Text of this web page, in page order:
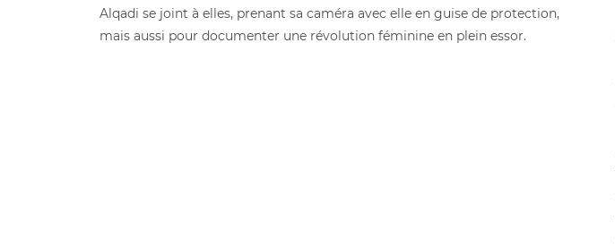
Alqadi se joint à elles, prenant sa caméra avec elle en guise de protection,
mais aussi pour documenter une révolution féminine en plein essor.